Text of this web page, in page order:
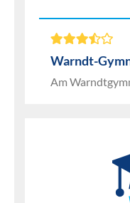
Warndt-
Am